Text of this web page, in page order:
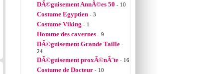
DÃ©guisement AnnÃ©es 50 - 10
Costume Egyptien - 3
Costume Viking - 1
Homme des cavernes - 9
DÃ©guisement Grande Taille -
24
DÃ©guisement proxÃ©nÃ¨te - 16
Costume de Docteur - 10